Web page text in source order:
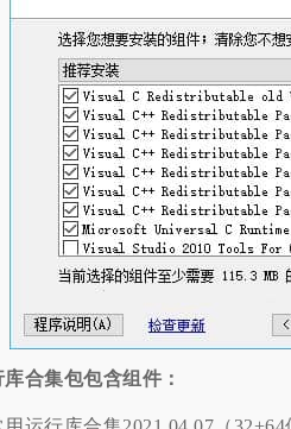
合集包包含组件：